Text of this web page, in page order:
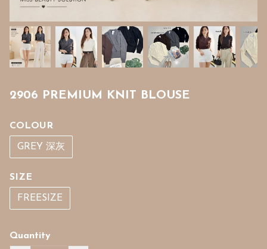
2906 PREMIUM KNIT BLOUSE
COLOUR
GREY 深灰
SIZE
FREESIZE
Quantity